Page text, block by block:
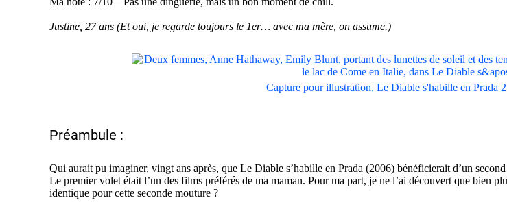
Justine, 27 ans (Etoui, je regarde toujours le 1er… avec ma mère, on assume.)
Capture pour illustration, Le Diable s'habille en Prada
Préambule :
Qui aurait pu imaginer, vingt ans après, que Le Diable s’habille en Prada (2006) bénéficierait d’un
Le premier volet était l’un des films préférés de ma maman. Pour ma part, je ne l’ai découvert que bien
identique pour cette seconde mouture ?